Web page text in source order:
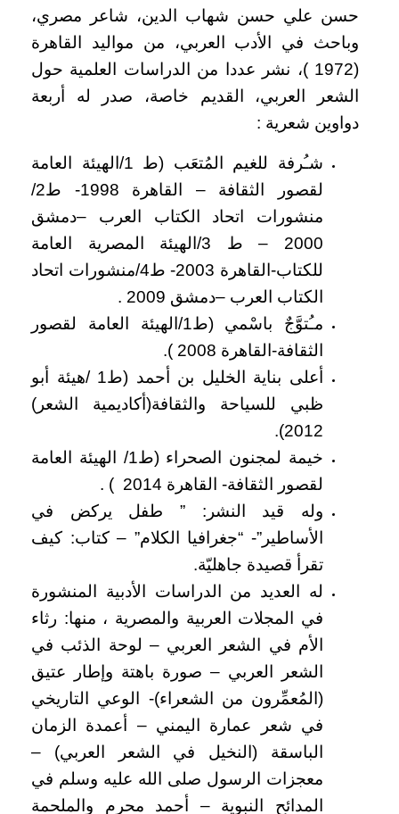
حسن علي حسن شهاب الدين، شاعر مصري،
وباحث في الأدب العربي، من مواليد القاهرة
(1972 )، نشر عددا من الدراسات العلمية حول
الشعر العربي، القديم خاصة، صدر له أربعة
دواوين شعرية :
شـُرفة للغيم المُتعَب (ط 1/الهيئة العامة
لقصور الثقافة – القاهرة 1998- ط2/
منشورات اتحاد الكتاب العرب –دمشق
2000 – ط 3/الهيئة المصرية العامة
للكتاب-القاهرة 2003- ط4/منشورات اتحاد
الكتاب العرب –دمشق 2009 .
مـُتوَّجٌ باسْمي (ط1/الهيئة العامة لقصور
الثقافة-القاهرة 2008 ).
أعلى بناية الخليل بن أحمد (ط1 /هيئة أبو
ظبي للسياحة والثقافة(أكاديمية الشعر)
2012).
خيمة لمجنون الصحراء (ط1/ الهيئة العامة
لقصور الثقافة- القاهرة 2014 ) .
وله قيد النشر: ” طفل يركض في
الأساطير”- “جغرافيا الكلام” – كتاب: كيف
تقرأ قصيدة جاهليّة.
له العديد من الدراسات الأدبية المنشورة
في المجلات العربية والمصرية ، منها: رثاء
الأم في الشعر العربي – لوحة الذئب في
الشعر العربي – صورة باهتة وإطار عتيق
(المُعمِّرون من الشعراء)- الوعي التاريخي
في شعر عمارة اليمني – أعمدة الزمان
الباسقة (النخيل في الشعر العربي) –
معجزات الرسول صلى الله عليه وسلم في
المدائح النبوية – أحمد محرم والملحمة